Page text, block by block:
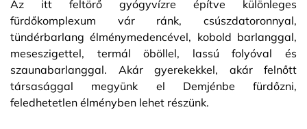
Az itt feltörő gyógyvízre építve különleges
fürdőkomplexum vár ránk, csúszdatoronnyal,
tündérbarlang élménymedencével, kobold barlanggal,
meseszigettel, termál öböllel, lassú folyóval és
szaunabarlanggal. Akár gyerekekkel, akár felnőtt
társasággal megyünk el Demjénbe fürdőzni,
feledhetetlen élményben lehet részünk.